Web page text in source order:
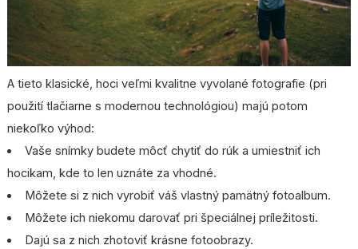
A tieto klasické, hoci veľmi kvalitne vyvolané fotografie (pri
použití tlačiarne s modernou technológiou) majú potom
niekoľko výhod:
Vaše snímky budete môcť chytiť do rúk a umiestniť ich
hocikam, kde to len uznáte za vhodné.
Môžete si z nich vyrobiť váš vlastný pamätný fotoalbum.
Môžete ich niekomu darovať pri špeciálnej príležitosti.
Dajú sa z nich zhotoviť krásne fotoobrazy.